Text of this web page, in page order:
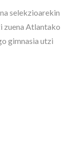
selekzioarekin
zuena Atlantako
gimnasia utzi